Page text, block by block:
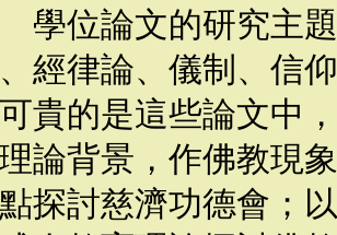
位論文的研究主題
經律論、儀制、信
貴的是這些論文中
論背景，作佛教現
探討慈濟功德會；